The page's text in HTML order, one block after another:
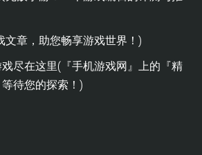
文章，助您畅享游戏世界！)
尽在这里(『手机游戏网』上的『精
待您的探索！)